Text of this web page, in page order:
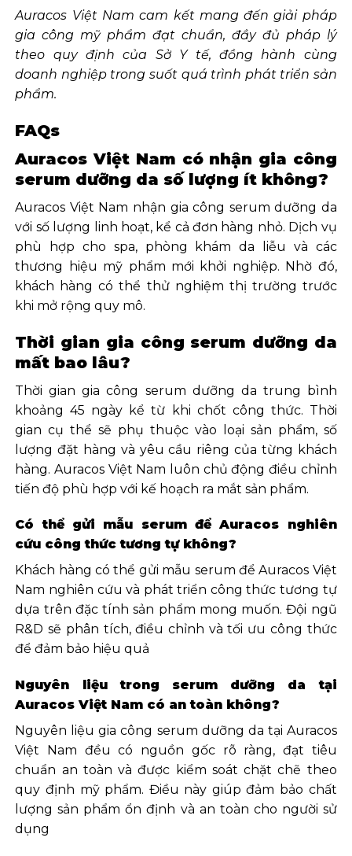
Auracos Việt Nam cam kết mang đến giải pháp
gia công mỹ phẩm đạt chuẩn, đầy đủ pháp lý
theo quy định của Sở Y tế, đồng hành cùng
doanh nghiệp trong suốt quá trình phát triển sản
phẩm.
FAQs
Auracos Việt Nam có nhận gia công
serum dưỡng da số lượng ít không?
Auracos Việt Nam nhận gia công serum dưỡng da
với số lượng linh hoạt, kể cả đơn hàng nhỏ. Dịch vụ
phù hợp cho spa, phòng khám da liễu và các
thương hiệu mỹ phẩm mới khởi nghiệp. Nhờ đó,
khách hàng có thể thử nghiệm thị trường trước
khi mở rộng quy mô.
Thời gian gia công serum dưỡng da
mất bao lâu?
Thời gian gia công serum dưỡng da trung bình
khoảng 45 ngày kể từ khi chốt công thức. Thời
gian cụ thể sẽ phụ thuộc vào loại sản phẩm, số
lượng đặt hàng và yêu cầu riêng của từng khách
hàng. Auracos Việt Nam luôn chủ động điều chỉnh
tiến độ phù hợp với kế hoạch ra mắt sản phẩm.
Có thể gửi mẫu serum để Auracos nghiên
cứu công thức tương tự không?
Khách hàng có thể gửi mẫu serum để Auracos Việt
Nam nghiên cứu và phát triển công thức tương tự
dựa trên đặc tính sản phẩm mong muốn. Đội ngũ
R&D sẽ phân tích, điều chỉnh và tối ưu công thức
để đảm bảo hiệu quả
Nguyên liệu trong serum dưỡng da tại
Auracos Việt Nam có an toàn không?
Nguyên liệu gia công serum dưỡng da tại Auracos
Việt Nam đều có nguồn gốc rõ ràng, đạt tiêu
chuẩn an toàn và được kiểm soát chặt chẽ theo
quy định mỹ phẩm. Điều này giúp đảm bảo chất
lượng sản phẩm ổn định và an toàn cho người sử
dụng